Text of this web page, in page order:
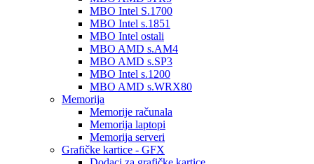
MBO Intel S.1700
MBO Intel s.1851
MBO Intel ostali
MBO AMD s.AM4
MBO AMD s.SP3
MBO Intel s.1200
MBO AMD s.WRX80
Memorija
Memorije računala
Memorija laptopi
Memorija serveri
Grafičke kartice - GFX